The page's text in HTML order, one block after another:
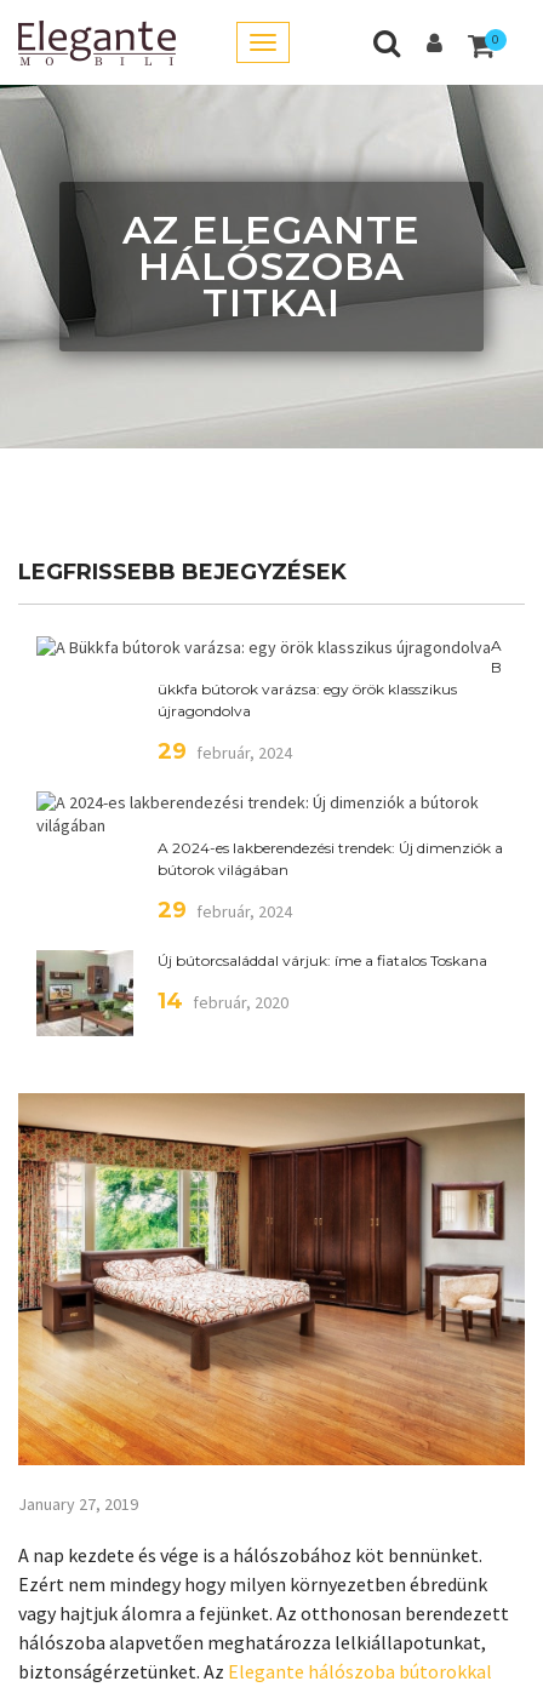
0
AZ ELEGANTE
HÁLÓSZOBA
TITKAI
LEGFRISSEBB BEJEGYZÉSEK
A
B
ükkfa bútorok varázsa: egy örök klasszikus
újragondolva
29 február, 2024
A 2024-es lakberendezési trendek: Új dimenziók a
bútorok világában
29 február, 2024
Új bútorcsaláddal várjuk: íme a fiatalos Toskana
14 február, 2020
January 27, 2019
A nap kezdete és vége is a hálószobához köt bennünket.
Ezért nem mindegy hogy milyen környezetben ébredünk
vagy hajtjuk álomra a fejünket. Az otthonosan berendezett
hálószoba alapvetően meghatározza lelkiállapotunkat,
biztonságérzetünket. Az Elegante hálószoba bútorokkal